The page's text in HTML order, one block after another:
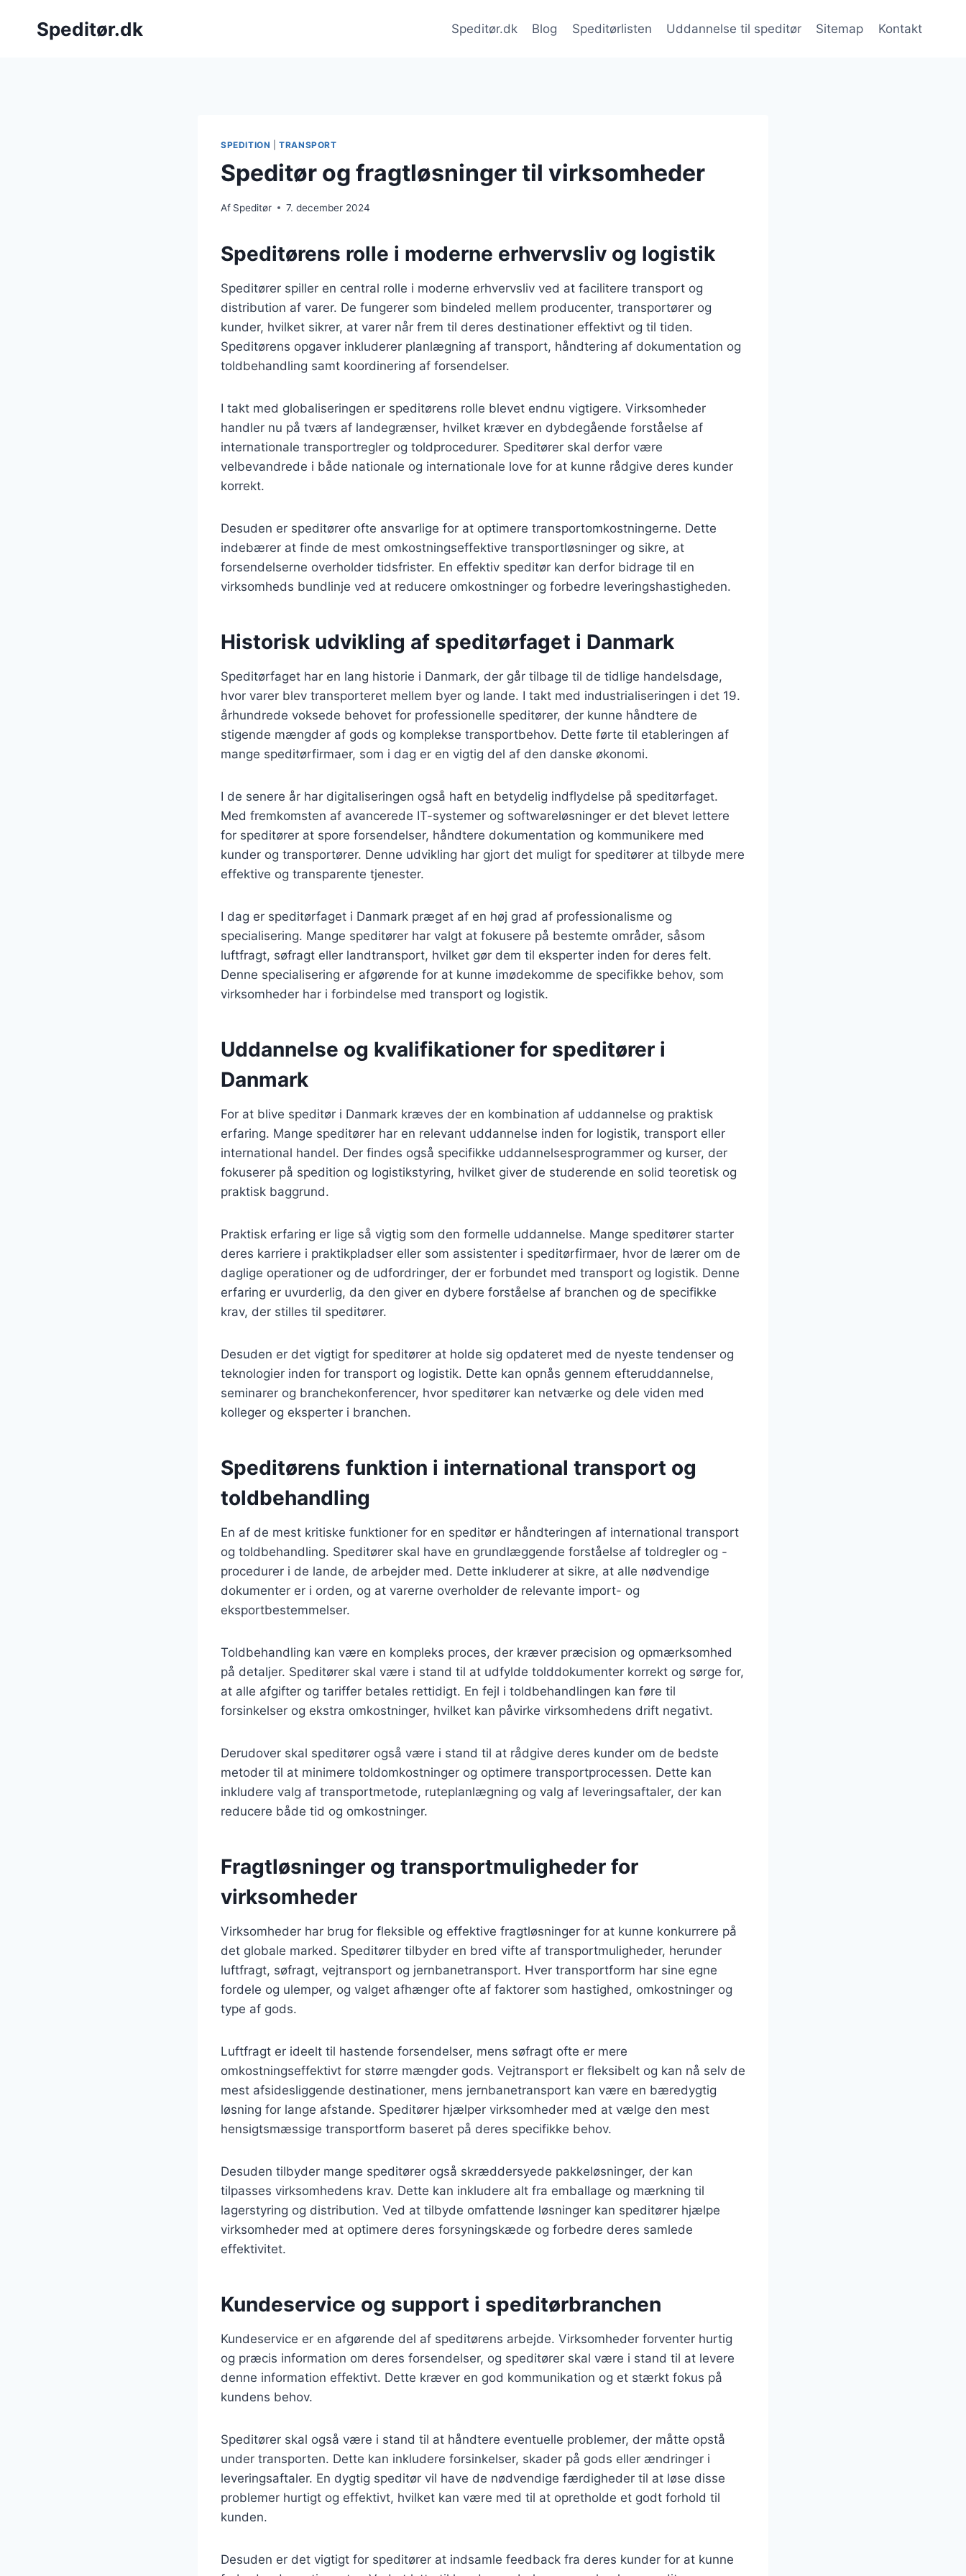
Speditør.dk Speditør.dk Blog Speditørlisten Uddannelse til speditør Sitemap Kontakt
SPEDITION |TRANSPORT
Speditør og fragtløsninger til virksomheder
Af Speditør 7. december 2024
Speditørens rolle i moderne erhvervsliv og logistik
Speditører spiller en central rolle i moderne erhvervsliv ved at facilitere transport og
distribution af varer. De fungerer som bindeled mellem producenter, transportører og
kunder, hvilket sikrer, at varer når frem til deres destinationer effektivt og til tiden.
Speditørens opgaver inkluderer planlægning af transport, håndtering af dokumentation og
toldbehandling samt koordinering af forsendelser.
I takt med globaliseringen er speditørens rolle blevet endnu vigtigere. Virksomheder
handler nu på tværs af landegrænser, hvilket kræver en dybdegående forståelse af
internationale transportregler og toldprocedurer. Speditører skal derfor være
velbevandrede i både nationale og internationale love for at kunne rådgive deres kunder
korrekt.
Desuden er speditører ofte ansvarlige for at optimere transportomkostningerne. Dette
indebærer at finde de mest omkostningseffektive transportløsninger og sikre, at
forsendelserne overholder tidsfrister. En effektiv speditør kan derfor bidrage til en
virksomheds bundlinje ved at reducere omkostninger og forbedre leveringshastigheden.
Historisk udvikling af speditørfaget i Danmark
Speditørfaget har en lang historie i Danmark, der går tilbage til de tidlige handelsdage,
hvor varer blev transporteret mellem byer og lande. I takt med industrialiseringen i det 19.
århundrede voksede behovet for professionelle speditører, der kunne håndtere de
stigende mængder af gods og komplekse transportbehov. Dette førte til etableringen af
mange speditørfirmaer, som i dag er en vigtig del af den danske økonomi.
I de senere år har digitaliseringen også haft en betydelig indflydelse på speditørfaget.
Med fremkomsten af avancerede IT-systemer og softwareløsninger er det blevet lettere
for speditører at spore forsendelser, håndtere dokumentation og kommunikere med
kunder og transportører. Denne udvikling har gjort det muligt for speditører at tilbyde mere
effektive og transparente tjenester.
I dag er speditørfaget i Danmark præget af en høj grad af professionalisme og
specialisering. Mange speditører har valgt at fokusere på bestemte områder, såsom
luftfragt, søfragt eller landtransport, hvilket gør dem til eksperter inden for deres felt.
Denne specialisering er afgørende for at kunne imødekomme de specifikke behov, som
virksomheder har i forbindelse med transport og logistik.
Uddannelse og kvalifikationer for speditører i
Danmark
For at blive speditør i Danmark kræves der en kombination af uddannelse og praktisk
erfaring. Mange speditører har en relevant uddannelse inden for logistik, transport eller
international handel. Der findes også specifikke uddannelsesprogrammer og kurser, der
fokuserer på spedition og logistikstyring, hvilket giver de studerende en solid teoretisk og
praktisk baggrund.
Praktisk erfaring er lige så vigtig som den formelle uddannelse. Mange speditører starter
deres karriere i praktikpladser eller som assistenter i speditørfirmaer, hvor de lærer om de
daglige operationer og de udfordringer, der er forbundet med transport og logistik. Denne
erfaring er uvurderlig, da den giver en dybere forståelse af branchen og de specifikke
krav, der stilles til speditører.
Desuden er det vigtigt for speditører at holde sig opdateret med de nyeste tendenser og
teknologier inden for transport og logistik. Dette kan opnås gennem efteruddannelse,
seminarer og branchekonferencer, hvor speditører kan netværke og dele viden med
kolleger og eksperter i branchen.
Speditørens funktion i international transport og
toldbehandling
En af de mest kritiske funktioner for en speditør er håndteringen af international transport
og toldbehandling. Speditører skal have en grundlæggende forståelse af toldregler og -
procedurer i de lande, de arbejder med. Dette inkluderer at sikre, at alle nødvendige
dokumenter er i orden, og at varerne overholder de relevante import- og
eksportbestemmelser.
Toldbehandling kan være en kompleks proces, der kræver præcision og opmærksomhed
på detaljer. Speditører skal være i stand til at udfylde tolddokumenter korrekt og sørge for,
at alle afgifter og tariffer betales rettidigt. En fejl i toldbehandlingen kan føre til
forsinkelser og ekstra omkostninger, hvilket kan påvirke virksomhedens drift negativt.
Derudover skal speditører også være i stand til at rådgive deres kunder om de bedste
metoder til at minimere toldomkostninger og optimere transportprocessen. Dette kan
inkludere valg af transportmetode, ruteplanlægning og valg af leveringsaftaler, der kan
reducere både tid og omkostninger.
Fragtløsninger og transportmuligheder for
virksomheder
Virksomheder har brug for fleksible og effektive fragtløsninger for at kunne konkurrere på
det globale marked. Speditører tilbyder en bred vifte af transportmuligheder, herunder
luftfragt, søfragt, vejtransport og jernbanetransport. Hver transportform har sine egne
fordele og ulemper, og valget afhænger ofte af faktorer som hastighed, omkostninger og
type af gods.
Luftfragt er ideelt til hastende forsendelser, mens søfragt ofte er mere
omkostningseffektivt for større mængder gods. Vejtransport er fleksibelt og kan nå selv de
mest afsidesliggende destinationer, mens jernbanetransport kan være en bæredygtig
løsning for lange afstande. Speditører hjælper virksomheder med at vælge den mest
hensigtsmæssige transportform baseret på deres specifikke behov.
Desuden tilbyder mange speditører også skræddersyede pakkeløsninger, der kan
tilpasses virksomhedens krav. Dette kan inkludere alt fra emballage og mærkning til
lagerstyring og distribution. Ved at tilbyde omfattende løsninger kan speditører hjælpe
virksomheder med at optimere deres forsyningskæde og forbedre deres samlede
effektivitet.
Kundeservice og support i speditørbranchen
Kundeservice er en afgørende del af speditørens arbejde. Virksomheder forventer hurtig
og præcis information om deres forsendelser, og speditører skal være i stand til at levere
denne information effektivt. Dette kræver en god kommunikation og et stærkt fokus på
kundens behov.
Speditører skal også være i stand til at håndtere eventuelle problemer, der måtte opstå
under transporten. Dette kan inkludere forsinkelser, skader på gods eller ændringer i
leveringsaftaler. En dygtig speditør vil have de nødvendige færdigheder til at løse disse
problemer hurtigt og effektivt, hvilket kan være med til at opretholde et godt forhold til
kunden.
Desuden er det vigtigt for speditører at indsamle feedback fra deres kunder for at kunne